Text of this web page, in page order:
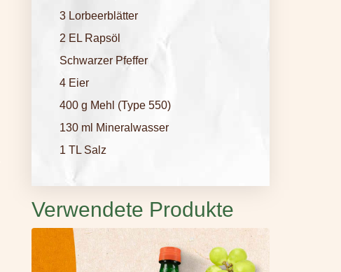
3 Lorbeerblätter
2 EL Rapsöl
Schwarzer Pfeffer
4 Eier
400 g Mehl (Type 550)
130 ml Mineralwasser
1 TL Salz
Verwendete Produkte